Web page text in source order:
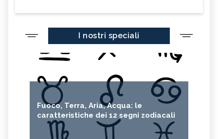
I nostri speciali
Fuoco, Terra, Aria, Acqua: le
caratteristiche dei 12 segni zodiacali